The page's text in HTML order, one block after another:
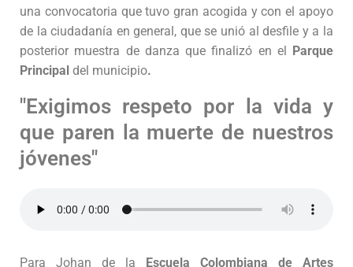
una convocatoria que tuvo gran acogida y con el apoyo
de la ciudadanía en general, que se unió al desfile y a la
posterior muestra de danza que finalizó en el Parque
Principal del municipio.
"Exigimos respeto por la vida y
que paren la muerte de nuestros
jóvenes"
Para Johan de la Escuela Colombiana de Artes